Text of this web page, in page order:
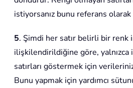
istiyorsanız bunu referans
5. Şimdi her satır belirli bir renk
ilişkilendirildiğine göre,
satırları göstermek için
Bunu yapmak için yardımcı